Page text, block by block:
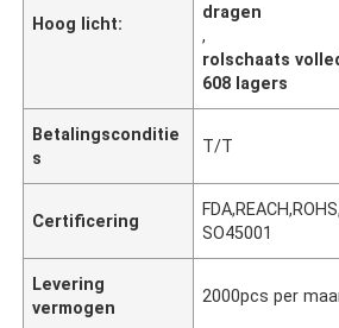
Hoog licht:
dragen
,
rolschaats
608 lagers
Betalingsconditie
s
T/T
Certificering
SO45001
Levering
vermogen
2000pcs per